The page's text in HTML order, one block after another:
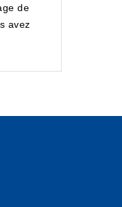
de
avez